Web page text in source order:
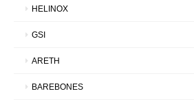
HELINOX
GSI
ARETH
BAREBONES